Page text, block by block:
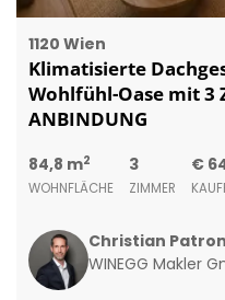
1120 Wien
Klimatisierte
Wohlfühl-Oase mit 3
ANBINDUNG
84,8 m2
WOHNFLÄCHE
3
ZIMMER
€
Christian
WINEGG Makler